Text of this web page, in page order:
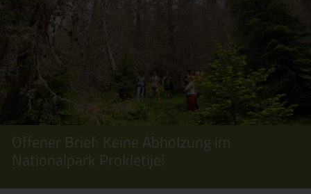
Offener Brief: Keine Abholzung im
Nationalpark Prokletije!